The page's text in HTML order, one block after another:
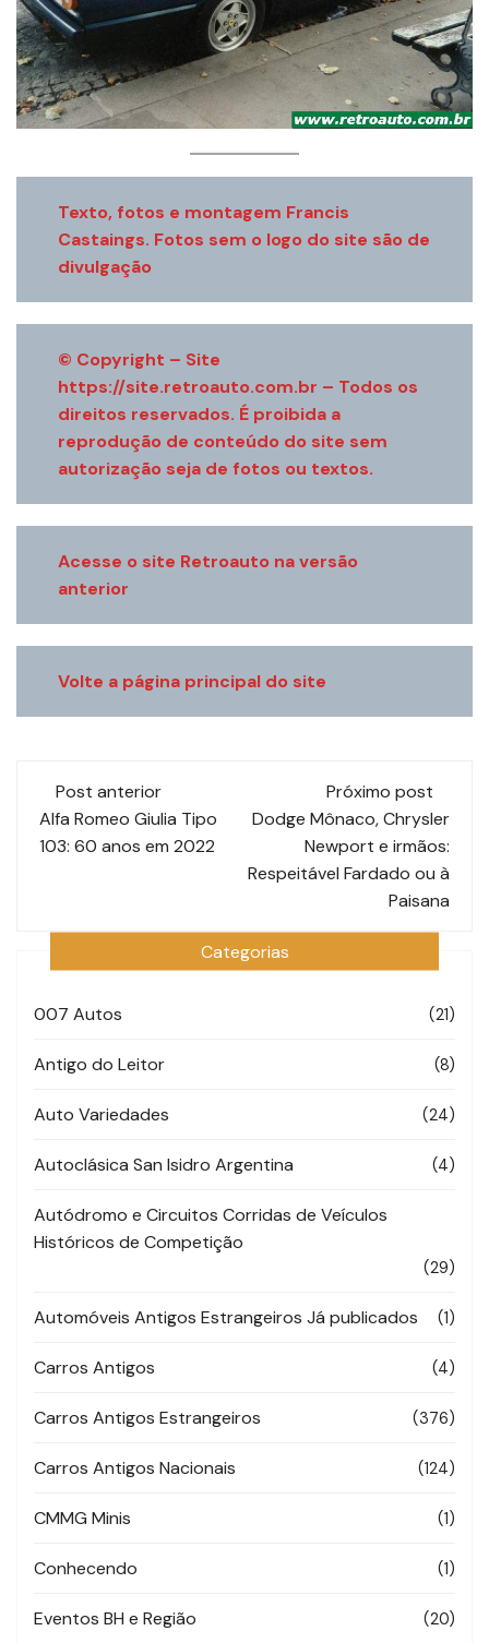
Texto, fotos e montagem Francis
Castaings. Fotos sem o logo do site são de
divulgação
© Copyright – Site
https://site.retroauto.com.br – Todos os
direitos reservados. É proibida a
reprodução de conteúdo do site sem
autorização seja de fotos ou textos.
Acesse o site Retroauto na versão
anterior
Volte a página principal do site
Navegação
de
Post anterior
Alfa Romeo Giulia Tipo
103: 60 anos em 2022
Próximo post
Dodge Mônaco, Chrysler
Newport e irmãos:
Respeitável Fardado ou à
Paisana
Categorias
007 Autos (21)
Antigo do Leitor (8)
Auto Variedades (24)
Autoclásica San Isidro Argentina (4)
Autódromo e Circuitos Corridas de Veículos
Históricos de Competição
(29)
Automóveis Antigos Estrangeiros Já publicados (1)
Carros Antigos (4)
Carros Antigos Estrangeiros (376)
Carros Antigos Nacionais (124)
CMMG Minis (1)
Conhecendo (1)
Eventos BH e Região (20)